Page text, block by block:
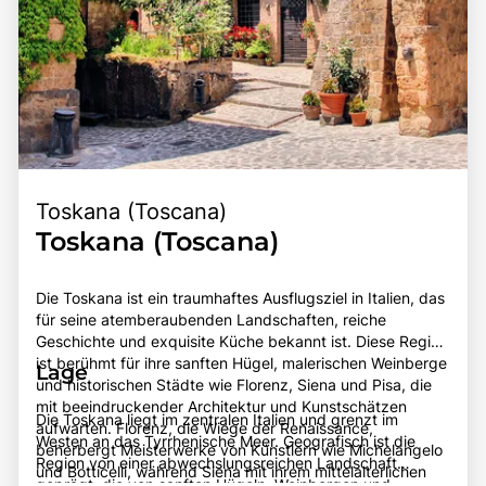
Toskana (Toscana)
Toskana (Toscana)
Die Toskana ist ein traumhaftes Ausflugsziel in Italien, das
für seine atemberaubenden Landschaften, reiche
Geschichte und exquisite Küche bekannt ist. Diese Region
ist berühmt für ihre sanften Hügel, malerischen Weinberge
und historischen Städte wie Florenz, Siena und Pisa, die
mit beeindruckender Architektur und Kunstschätzen
aufwarten. Florenz, die Wiege der Renaissance,
beherbergt Meisterwerke von Künstlern wie Michelangelo
und Botticelli, während Siena mit ihrem mittelalterlichen
Lage
Die Toskana liegt im zentralen Italien und grenzt im
Westen an das Tyrrhenische Meer. Geografisch ist die
Region von einer abwechslungsreichen Landschaft